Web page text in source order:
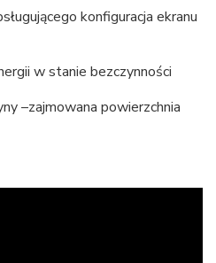
konfiguracja ekranu
w stanie bezczynności
–zajmowana powierzchnia